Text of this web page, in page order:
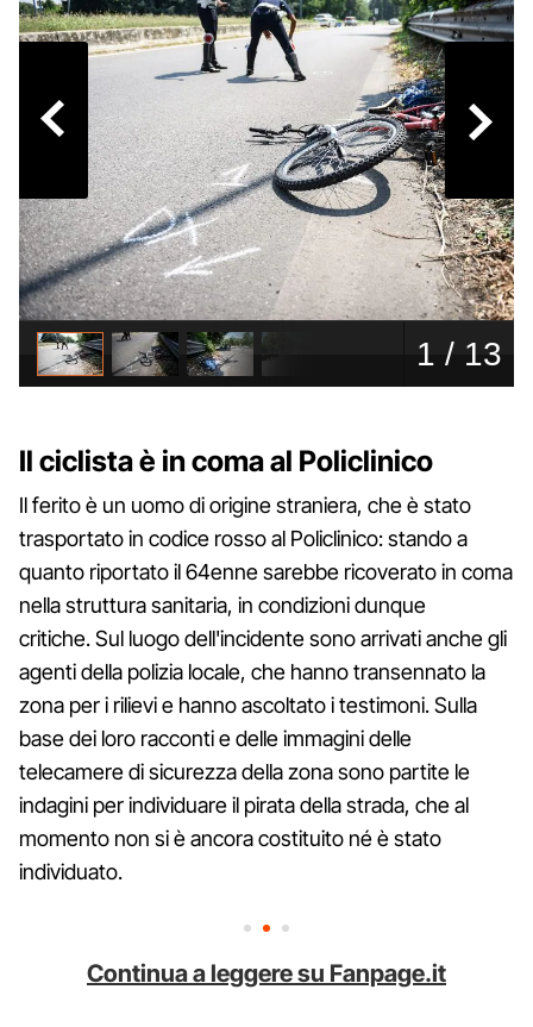
Il ciclista è in coma al Policlinico
Il ferito è un uomo di origine straniera, che è stato
trasportato in codice rosso al Policlinico: stando a
quanto riportato il 64enne sarebbe ricoverato in coma
nella struttura sanitaria, in condizioni dunque
critiche. Sul luogo dell'incidente sono arrivati anche gli
agenti della polizia locale, che hanno transennato la
zona per i rilievi e hanno ascoltato i testimoni. Sulla
base dei loro racconti e delle immagini delle
telecamere di sicurezza della zona sono partite le
indagini per individuare il pirata della strada, che al
momento non si è ancora costituito né è stato
individuato.
Continua a leggere su Fanpage.it